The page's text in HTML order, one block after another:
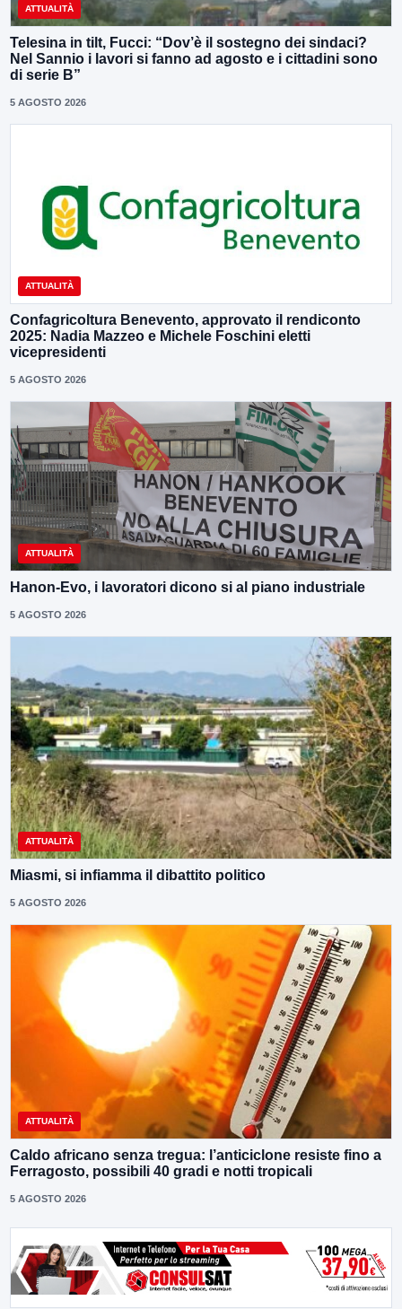
ATTUALITÀ
Telesina in tilt, Fucci: “Dov’è il sostegno dei sindaci?
Nel Sannio i lavori si fanno ad agosto e i cittadini sono
di serie B”
5 AGOSTO 2026
ATTUALITÀ
Confagricoltura Benevento, approvato il rendiconto
2025: Nadia Mazzeo e Michele Foschini eletti
vicepresidenti
5 AGOSTO 2026
ATTUALITÀ
Hanon-Evo, i lavoratori dicono si al piano industriale
5 AGOSTO 2026
ATTUALITÀ
Miasmi, si infiamma il dibattito politico
5 AGOSTO 2026
ATTUALITÀ
Caldo africano senza tregua: l’anticiclone resiste fino a
Ferragosto, possibili 40 gradi e notti tropicali
5 AGOSTO 2026